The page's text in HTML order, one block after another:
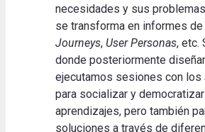
necesidades y sus
se transforma en informes de
Journeys, User Personas, etc.
donde posteriormente
ejecutamos sesiones con los
para socializar y
aprendizajes, pero también
soluciones a través de